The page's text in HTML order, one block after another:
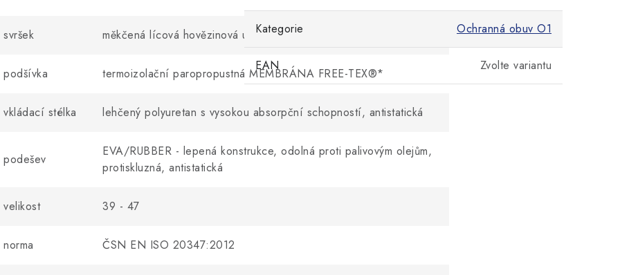
svršek měkčená lícová hovězinová useň v tloušťce 1,9 - 2,1 mm
podšívka termoizolační paropropustná MEMBRÁNA FREE-TEX®*
vkládací stélka lehčený polyuretan s vysokou absorpční schopností, antistatická
podešev
EVA/RUBBER - lepená konstrukce, odolná proti palivovým olejům,
protiskluzná, antistatická
velikost 39 - 47
norma ČSN EN ISO 20347:2012
Kategorie Ochranná obuv O1
EAN Zvolte variantu